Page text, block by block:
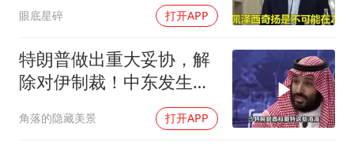
灌溉水坝被隔成鱼塘 村民投诉20余年
奋力开创中国式现代化建设新局面
眼底星碎 打开APP
特朗普做出重大妥协，解
除对伊制裁！中东发生怎
角落的隐藏美景 打开APP